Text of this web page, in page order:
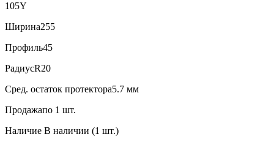
105Y
Ширина255
Профиль45
РадиусR20
Сред. остаток протектора5.7 мм
Продажапо 1 шт.
Наличие В наличии (1 шт.)